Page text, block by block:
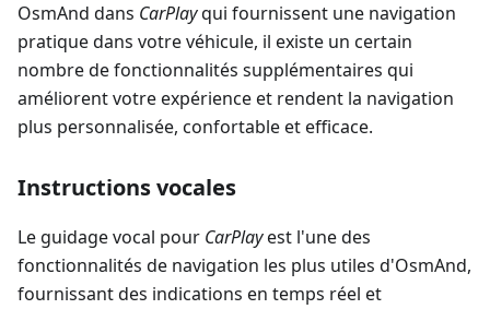
OsmAnd dans CarPlayqui fournissent une navigation
pratique dans votre véhicule, il existe un certain
nombre de fonctionnalités supplémentaires qui
améliorent votre expérience et rendent la navigation
plus personnalisée, confortable et efficace.
Instructions vocales
Le guidage vocal pour CarPlayest l'une des
fonctionnalités de navigation les plus utiles d'OsmAnd,
fournissant des indications en temps réel et